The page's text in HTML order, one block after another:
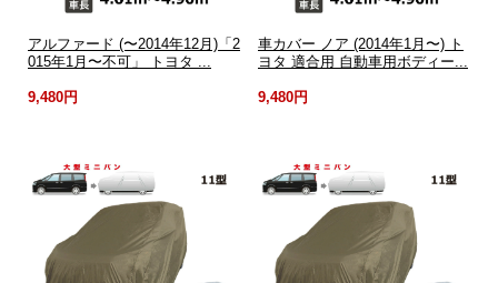
アルファード (〜2014年12月)「2
015年1月〜不可」 トヨタ ...
車カバー ノア (2014年1月〜) ト
ヨタ 適合用 自動車用ボディー...
9,480円 9,480円